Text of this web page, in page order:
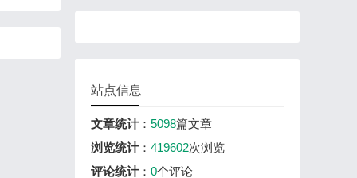
站点信息
文章统计： 5098篇文章
浏览统计： 419602次浏览
评论统计： 0个评论